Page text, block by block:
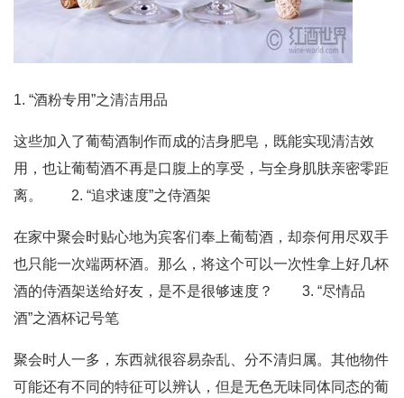
1. “酒粉专用”之清洁用品
这些加入了葡萄酒制作而成的洁身肥皂，既能实现清洁效
用，也让葡萄酒不再是口腹上的享受，与全身肌肤亲密零距
离。 2. “追求速度”之侍酒架
在家中聚会时贴心地为宾客们奉上葡萄酒，却奈何用尽双手
也只能一次端两杯酒。那么，将这个可以一次性拿上好几杯
酒的侍酒架送给好友，是不是很够速度？ 3. “尽情品
酒”之酒杯记号笔
聚会时人一多，东西就很容易杂乱、分不清归属。其他物件
可能还有不同的特征可以辨认，但是无色无味同体同态的葡